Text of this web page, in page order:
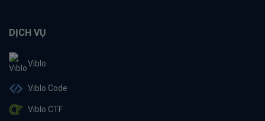
DỊCH VỤ
Viblo
Viblo Code
Viblo CTF